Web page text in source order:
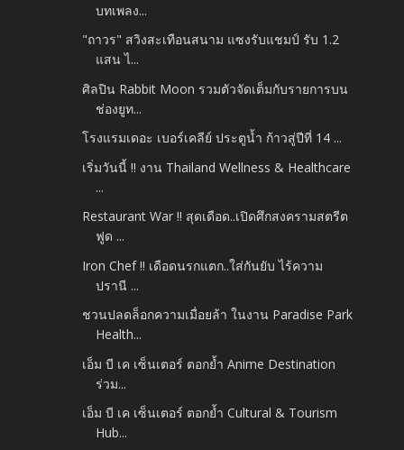
บทเพลง...
"ถาวร" สวิงสะเทือนสนาม แซงรับแชมป์ รับ 1.2
แสน ไ...
ศิลปิน Rabbit Moon รวมตัวจัดเต็มกับรายการบน
ช่องยูท...
โรงแรมเดอะ เบอร์เคลีย์ ประตูน้ำ ก้าวสู่ปีที่ 14 ...
เริ่มวันนี้ !! งาน Thailand Wellness & Healthcare
...
Restaurant War !! สุดเดือด..เปิดศึกสงครามสตรีต
ฟูด ...
Iron Chef !! เดือดนรกแตก..ใส่กันยับ ไร้ความ
ปรานี ...
ชวนปลดล็อกความเมื่อยล้า ในงาน Paradise Park
Health...
เอ็ม บี เค เซ็นเตอร์ ตอกย้ำ Anime Destination
ร่วม...
เอ็ม บี เค เซ็นเตอร์ ตอกย้ำ Cultural & Tourism
Hub...